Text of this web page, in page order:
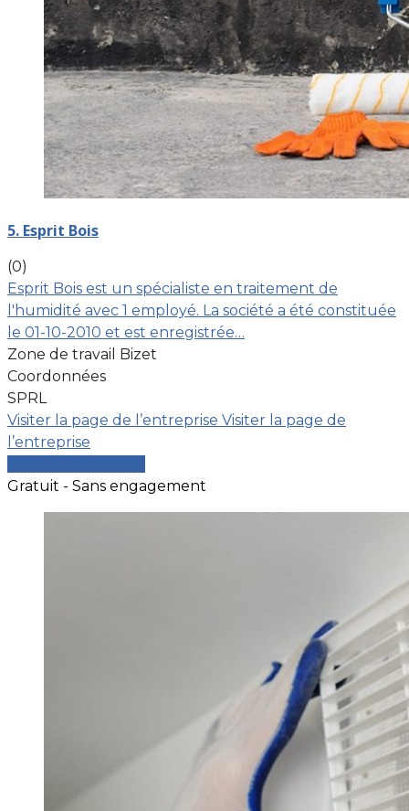
5. Esprit Bois
(0)
Esprit Bois est un spécialiste en traitement de
l'humidité avec 1 employé. La société a été constituée
le 01-10-2010 et est enregistrée…
Zone de travail Bizet
Coordonnées
SPRL
Visiter la page de l’entreprise Visiter la page de
l’entreprise
Gratuit - Sans engagement